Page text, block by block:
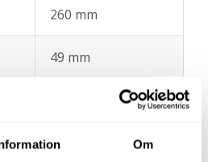
Om
260 mm
49 mm
19 mm